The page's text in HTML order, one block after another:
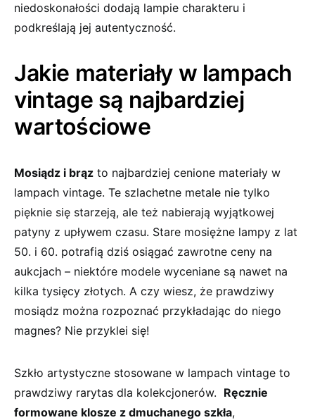
niedoskonałości dodają lampie charakteru i
podkreślają‌ jej autentyczność.
Jakie ‍materiały w lampach
vintage ‍są najbardziej
wartościowe
Mosiądz i brąz to najbardziej cenione materiały⁢ w
lampach vintage. Te szlachetne ⁢metale nie tylko
pięknie się starzeją, ale też nabierają wyjątkowej
patyny z upływem ‍czasu. Stare mosiężne lampy z lat
50. i ‌60.‌ potrafią dziś osiągać zawrotne‌ ceny na
aukcjach – niektóre modele⁤ wyceniane są nawet na
kilka tysięcy złotych. A czy wiesz, że prawdziwy
mosiądz ⁤można​ rozpoznać przykładając do niego
magnes? Nie przyklei się!
Szkło artystyczne stosowane w lampach vintage to
prawdziwy rarytas dla kolekcjonerów. ‌ Ręcznie
formowane klosze z dmuchanego ⁢szkła,